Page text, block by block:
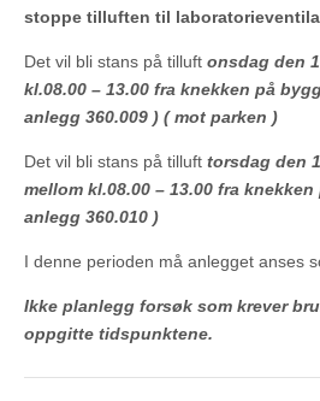
stoppe tilluften til
Det vil bli stans på tilluft onsdag den
kl.08.00 – 13.00 fra knekken på
anlegg 360.009 ) ( mot parken )
Det vil bli stans på tilluft torsdag den
mellom kl.08.00 – 13.00 fra
anlegg 360.010 )
I denne perioden må anlegget anses
Ikke planlegg forsøk som krever
oppgitte tidspunktene.